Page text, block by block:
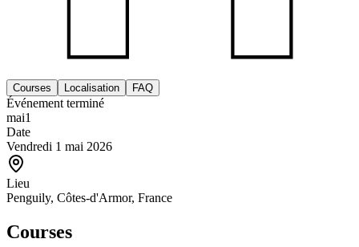
Courses Localisation FAQ
Événement terminé
mai1
Date
Vendredi 1 mai 2026
Lieu
Penguily, Côtes-d'Armor, France
Courses